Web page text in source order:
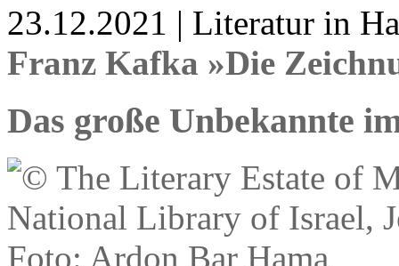
23.12.2021 | Literatur in
Franz Kafka »Die
Das große Unbekannte